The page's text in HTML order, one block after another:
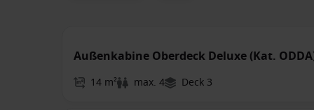
Außenkabine Oberdeck Deluxe (Kat.
14 m² max. 4 Deck 3